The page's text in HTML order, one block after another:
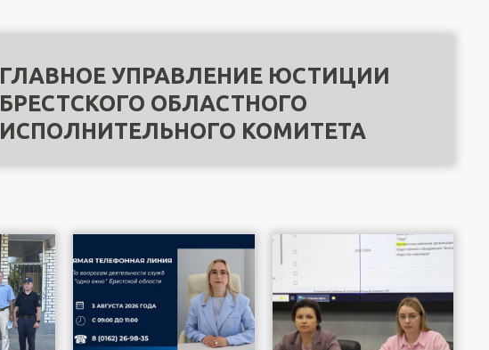
ГЛАВНОЕ УПРАВЛЕНИЕ ЮСТИЦИИ
БРЕСТСКОГО ОБЛАСТНОГО
ИСПОЛНИТЕЛЬНОГО КОМИТЕТА